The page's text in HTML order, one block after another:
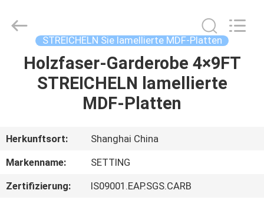
HAUS
PRODUKTE
ÜBER
UNS
FABRIK-
Decorating
material
STREICHELN Sie lamellierte MDF-Platten
Holzfaser-Garderobe 4×9FT
STREICHELN lamellierte
MDF-Platten
Herkunftsort:
Shanghai China
Markenname:
SETTING
Zertifizierung:
IS09001.EAP.SGS.CARB